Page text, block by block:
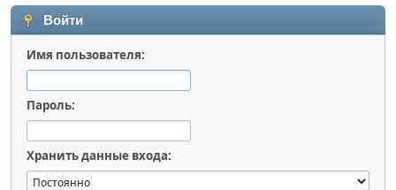
Войти
Имя пользователя:
Пароль:
Хранить данные входа: